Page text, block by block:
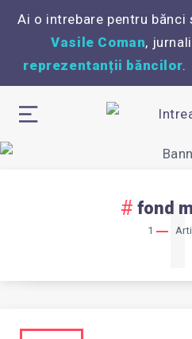
Ai o intrebare pentru bănci
Vasile Coman,
reprezentanții băncilor.
fond
1